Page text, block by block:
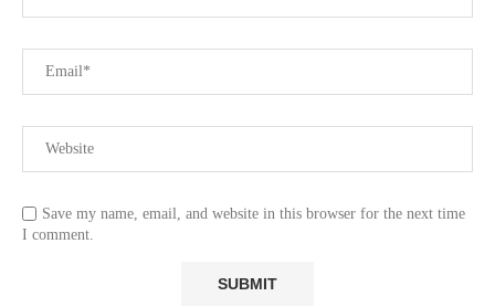
Save my name, email, and website in this browser for the next time
I comment.